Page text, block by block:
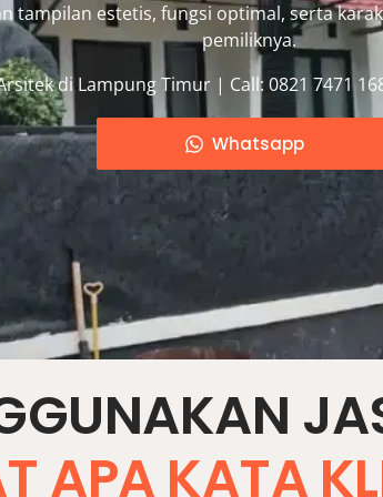
tampilan estetis, fungsi optimal, serta
pemiliknya.
di Lampung Timur | Call: 0821 7471
Whatsapp
APA KATA